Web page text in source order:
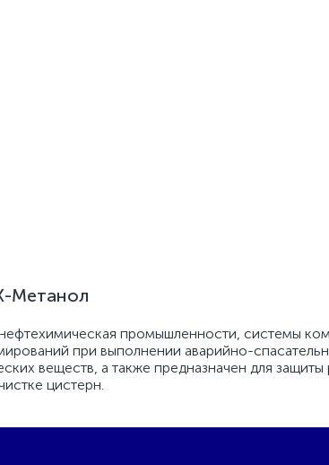
Метанол
промышленности, системы
при выполнении аварийно-
веществ, а также предназначен для
цистерн.